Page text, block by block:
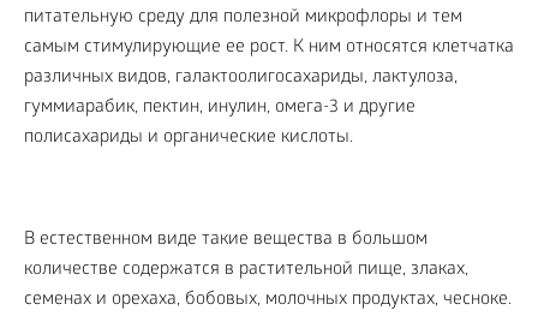
питательную среду для полезной микрофлоры и тем
самым стимулирующие ее рост. К ним относятся клетчатка
различных видов, галактоолигосахариды, лактулоза,
гуммиарабик, пектин, инулин, омега-3 и другие
полисахариды и органические кислоты.
В естественном виде такие вещества в большом
количестве содержатся в растительной пище, злаках,
семенах и орехаха, бобовых, молочных продуктах, чесноке.